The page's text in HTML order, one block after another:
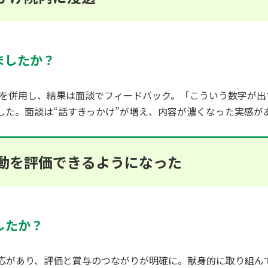
たか？
併用し、結果は面談でフィードバック。「こういう数字が
。面談は“話すきっかけ”が増え、内容が濃くなった実感が
を評価できるようになった
か？
あり、評価と賞与のつながりが明確に。献身的に取り組